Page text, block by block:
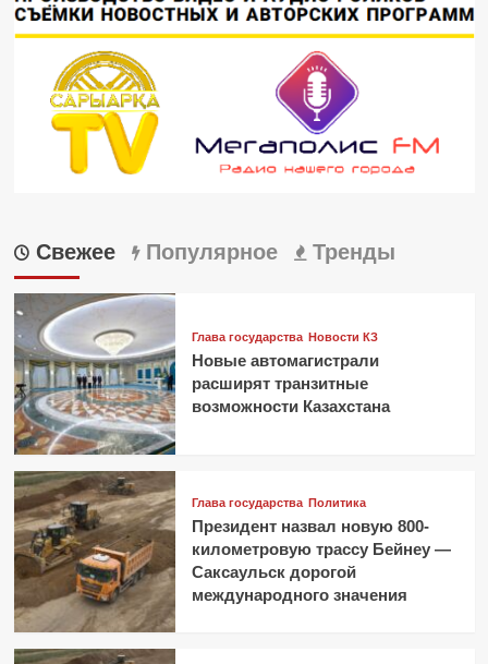
Свежее Популярное Тренды
Глава государства Новости КЗ
Новые автомагистрали
расширят транзитные
возможности Казахстана
Глава государства Политика
Президент назвал новую 800-
километровую трассу Бейнеу —
Саксаульск дорогой
международного значения